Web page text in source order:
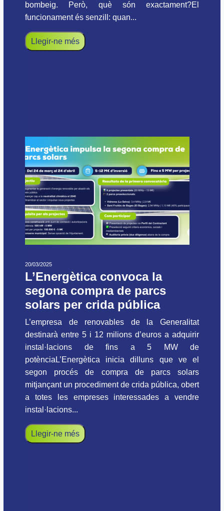
bombeig. Però, què són exactament?El
funcionament és senzill: quan...
Llegir-ne més
20/03/2025
L’Energètica convoca la
segona compra de parcs
solars per crida pública
L’empresa de renovables de la Generalitat
destinarà entre 5 i 12 milions d’euros a adquirir
instal·lacions de fins a 5 MW de
potènciaL’Energètica inicia dilluns que ve el
segon procés de compra de parcs solars
mitjançant un procediment de crida pública, obert
a totes les empreses interessades a vendre
instal·lacions...
Llegir-ne més